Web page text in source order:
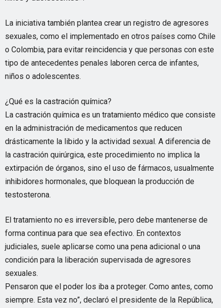
La iniciativa también plantea crear un registro de agresores
sexuales, como el implementado en otros países como Chile
o Colombia, para evitar reincidencia y que personas con este
tipo de antecedentes penales laboren cerca de infantes,
niños o adolescentes.
¿Qué es la castración química?
La castración química es un tratamiento médico que consiste
en la administración de medicamentos que reducen
drásticamente la libido y la actividad sexual. A diferencia de
la castración quirúrgica, este procedimiento no implica la
extirpación de órganos, sino el uso de fármacos, usualmente
inhibidores hormonales, que bloquean la producción de
testosterona.
El tratamiento no es irreversible, pero debe mantenerse de
forma continua para que sea efectivo. En contextos
judiciales, suele aplicarse como una pena adicional o una
condición para la liberación supervisada de agresores
sexuales.
Pensaron que el poder los iba a proteger. Como antes, como
siempre. Esta vez no”, declaró el presidente de la República,